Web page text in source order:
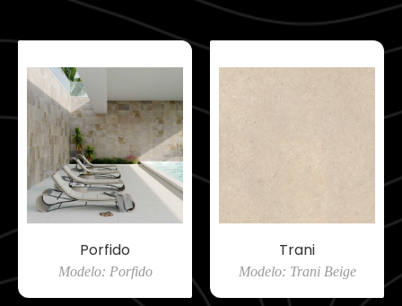
Porfido
Modelo: Porfido
Trani
Modelo: Trani Beige